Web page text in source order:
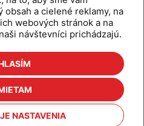
a cielené reklamy, na
webových stránok a na
návštevníci prichádzajú.
NASTAVENIA
Produkty
Odber šikovné tipy
Cenníky
Referencie
Kontakt